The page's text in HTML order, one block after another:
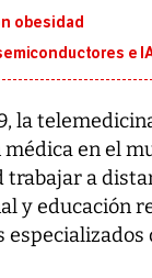
obesidad
e
la
en el
trabajar a
y educación